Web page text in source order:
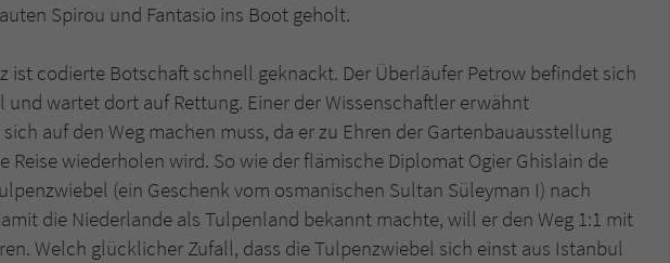
Spirou und Fantasio ins Boot geholt.
ist codierte Botschaft schnell geknackt. Der Überläufer Petrow befindet sich
wartet dort auf Rettung. Einer der Wissenschaftler erwähnt
auf den Weg machen muss, da er zu Ehren der Gartenbauausstellung
Reise wiederholen wird. So wie der flämische Diplomat Ogier Ghislain de
(ein Geschenk vom osmanischen Sultan Süleyman I) nach
die Niederlande als Tulpenland bekannt machte, will er den Weg 1:1 mit
Welch glücklicher Zufall, dass die Tulpenzwiebel sich einst aus Istanbul
Zweck
Dieses Cookie gewährleistet die Kommunikation der
den Sicherheitscode des Kontaktformulars zu
überprüfen.